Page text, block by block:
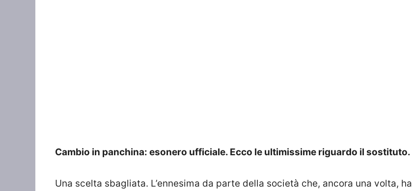
Cambio in panchina: esonero ufficiale. Ecco le ultimissime riguardo il sostituto.
Una scelta sbagliata. L’ennesima da parte della società che, ancora una volta, ha